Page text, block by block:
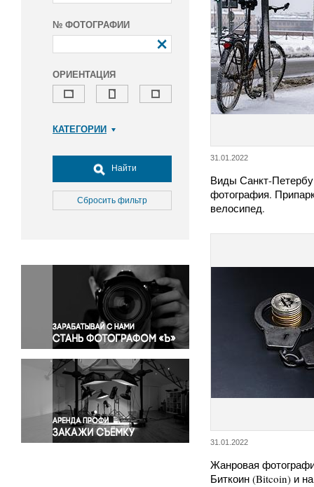
№ ФОТОГРАФИИ
ОРИЕНТАЦИЯ
КАТЕГОРИИ
Досуг, туризм и отдых
Культура
Медицина
Окружающая среда
Политика
Правосудие
Происшествия и конфликты
Религия
Светская жизнь
Спорт
Экология
Экономика и бизнес
Найти
Сбросить фильтр
31.01.2022
Виды Санкт-
фотография.
велосипед.
31.01.2022
Жанровая
Биткоин (Bitcoin) и